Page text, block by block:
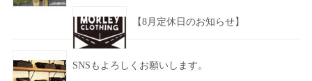
【8月定休日のお知らせ】
SNSもよろしくお願いします。